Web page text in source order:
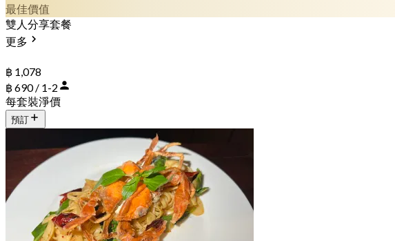
最佳價值
雙人分享套餐
更多
฿ 1,078
฿ 690 / 1-2
每套裝淨價
預訂